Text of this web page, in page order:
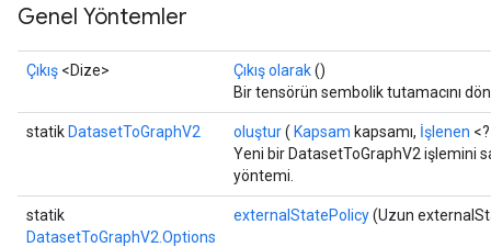
Genel Yöntemler
Çıkış <Dize> Çıkış olarak()
Bir tensörün sembolik tutamacını
statik DatasetToGraphV2 oluştur( Kapsam kapsamı, İşlenen
Yeni bir DatasetToGraphV2 işlemini
yöntemi.
statik
DatasetToGraphV2.Options
externalStatePolicy(Uzun